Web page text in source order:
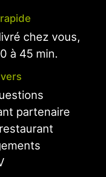
chez vous,
à 45 min.
partenaire